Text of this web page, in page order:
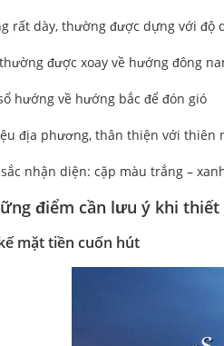
rất dày, thường được dựng với độ
được xoay về hướng đông
hướng về hướng bắc để đón gió
địa phương, thân thiện với thiên
nhận diện: cặp màu trắng –
điểm cần lưu ý khi
mặt tiền cuốn hút